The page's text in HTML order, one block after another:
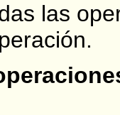
las